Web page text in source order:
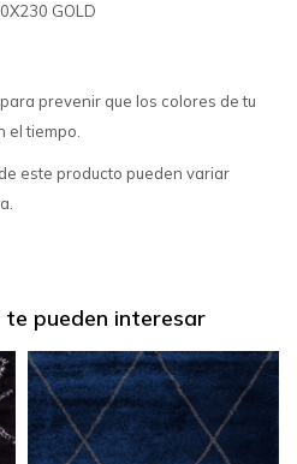
GOLD
prevenir que los colores de tu
el tiempo.
este producto pueden variar
pueden interesar